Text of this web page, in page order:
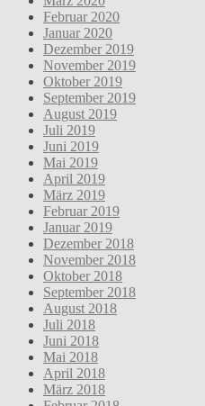
Februar 2020
Januar 2020
Dezember 2019
November 2019
Oktober 2019
September 2019
August 2019
Juli 2019
Juni 2019
Mai 2019
April 2019
März 2019
Februar 2019
Januar 2019
Dezember 2018
November 2018
Oktober 2018
September 2018
August 2018
Juli 2018
Juni 2018
Mai 2018
April 2018
März 2018